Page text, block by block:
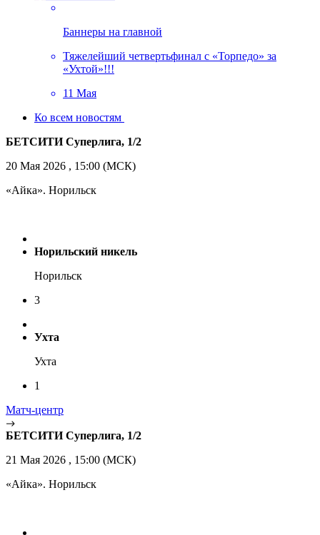
Баннеры на главной
Тяжелейший четвертьфинал с «Торпедо» за
«Ухтой»!!!
11 Мая
Ко всем новостям
БЕТСИТИ Суперлига, 1/2
20 Мая 2026 , 15:00 (МСК)
«Айка». Норильск
Норильский никель
Норильск
3
Ухта
Ухта
1
Матч-центр
БЕТСИТИ Суперлига, 1/2
21 Мая 2026 , 15:00 (МСК)
«Айка». Норильск